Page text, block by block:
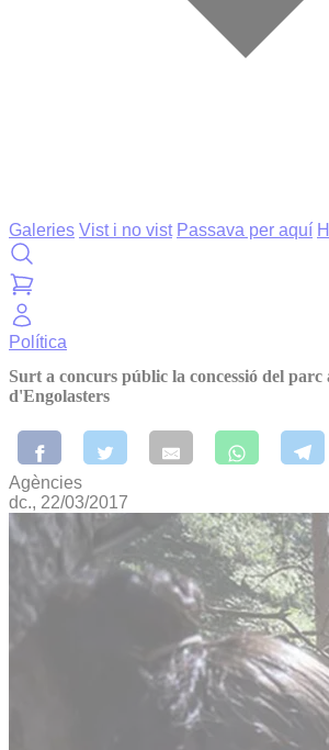
Galeries Vist i no vist Passava per aquí
Política
Surt a concurs públic la concessió del parc
d'Engolasters
Agències
dc., 22/03/2017